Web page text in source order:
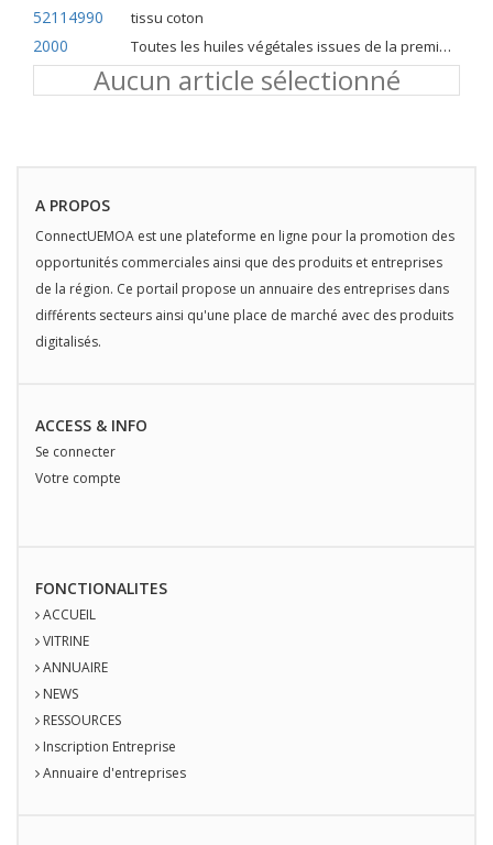
52114990 tissu coton
2000 Toutes les huiles végétales issues de la première pression à froid
Aucun article sélectionné
A PROPOS
ConnectUEMOA est une plateforme en ligne pour la promotion des
opportunités commerciales ainsi que des produits et entreprises
de la région. Ce portail propose un annuaire des entreprises dans
différents secteurs ainsi qu'une place de marché avec des produits
digitalisés.
ACCESS & INFO
Se connecter
Votre compte
FONCTIONALITES
ACCUEIL
VITRINE
ANNUAIRE
NEWS
RESSOURCES
Inscription Entreprise
Annuaire d'entreprises